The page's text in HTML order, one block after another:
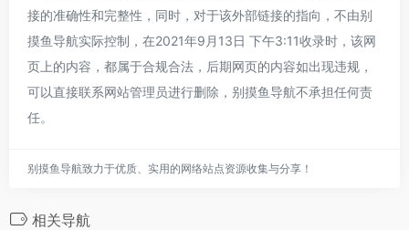
接的准确性和完整性，同时，对于该外部链接的指向，不由别
摸鱼导航实际控制，在2021年9月13日 下午3:11收录时，该网
页上的内容，都属于合规合法，后期网页的内容如出现违规，
可以直接联系网站管理员进行删除，别摸鱼导航不承担任何责
任。
别摸鱼导航致力于优质、实用的网络站点资源收集与分享！
相关导航